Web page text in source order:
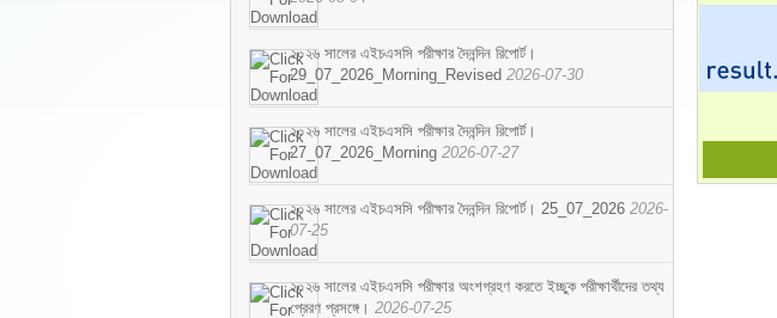
২০২৬ সালের এইচএসসি পরীক্ষার দৈনন্দিন রিপোর্ট।
29_07_2026_Morning_Revised 2026-07-30
২০২৬ সালের এইচএসসি পরীক্ষার দৈনন্দিন রিপোর্ট।
27_07_2026_Morning 2026-07-27
২০২৬ সালের এইচএসসি পরীক্ষার দৈনন্দিন রিপোর্ট। 25_07_2026 2026-
07-25
২০২৬ সালের এইচএসসি পরীক্ষার অংশগ্রহণ করতে ইচ্ছুক পরীক্ষার্থীদের তথ্য
প্রেরণ প্রসঙ্গে। 2026-07-25